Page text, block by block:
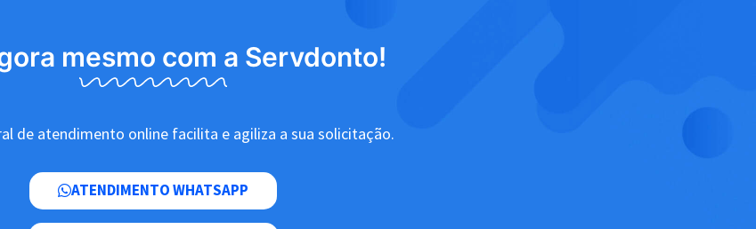
mesmo com a Servdonto!
de atendimento online facilita e agiliza a sua solicitação.
ATENDIMENTO WHATSAPP